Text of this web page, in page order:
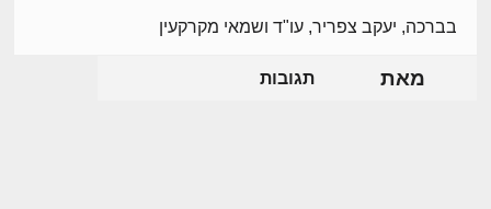
בברכה, יעקב צפריר, עו"ד ושמאי מקרקעין
מאת תגובות